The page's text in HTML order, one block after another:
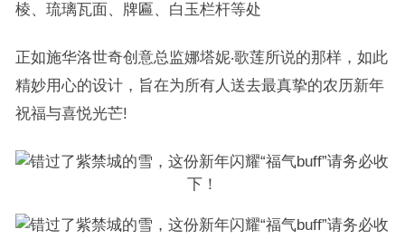
棱、琉璃瓦面、牌匾、白玉栏杆等处
正如施华洛世奇创意总监娜塔妮‧歌莲所说的那样，如此
精妙用心的设计，旨在为所有人送去最真挚的农历新年
祝福与喜悦光芒!